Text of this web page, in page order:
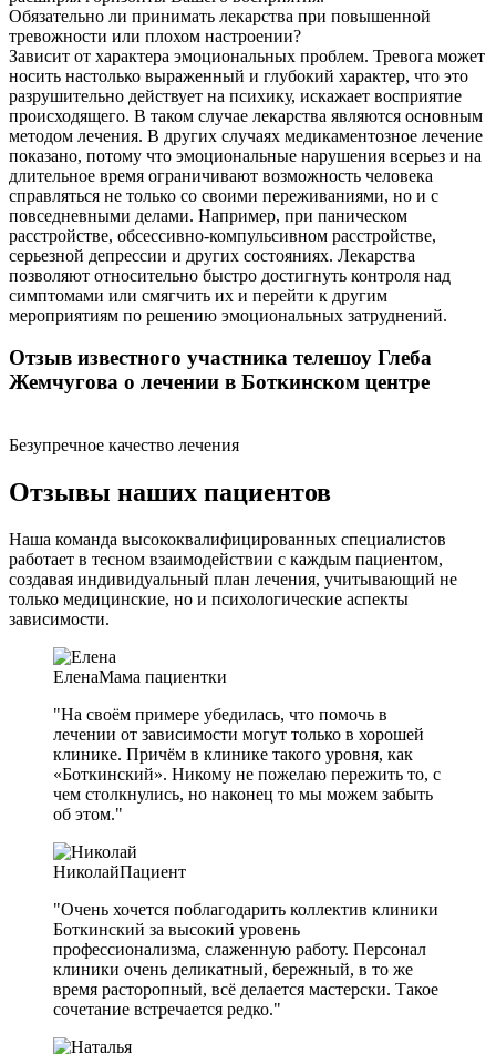
Обязательно ли принимать лекарства при повышенной
тревожности или плохом настроении?
Зависит от характера эмоциональных проблем. Тревога может
носить настолько выраженный и глубокий характер, что это
разрушительно действует на психику, искажает восприятие
происходящего. В таком случае лекарства являются основным
методом лечения. В других случаях медикаментозное лечение
показано, потому что эмоциональные нарушения всерьез и на
длительное время ограничивают возможность человека
справляться не только со своими переживаниями, но и с
повседневными делами. Например, при паническом
расстройстве, обсессивно-компульсивном расстройстве,
серьезной депрессии и других состояниях. Лекарства
позволяют относительно быстро достигнуть контроля над
симптомами или смягчить их и перейти к другим
мероприятиям по решению эмоциональных затруднений.
Отзыв известного участника телешоу Глеба
Жемчугова о лечении в Боткинском центре
Безупречное качество лечения
Отзывы наших пациентов
Наша команда высококвалифицированных специалистов
работает в тесном взаимодействии с каждым пациентом,
создавая индивидуальный план лечения, учитывающий не
только медицинские, но и психологические аспекты
зависимости.
ЕленаМама пациентки
"На своём примере убедилась, что помочь в
лечении от зависимости могут только в хорошей
клинике. Причём в клинике такого уровня, как
«Боткинский». Никому не пожелаю пережить то, с
чем столкнулись, но наконец то мы можем забыть
об этом."
НиколайПациент
"Очень хочется поблагодарить коллектив клиники
Боткинский за высокий уровень
профессионализма, слаженную работу. Персонал
клиники очень деликатный, бережный, в то же
время расторопный, всё делается мастерски. Такое
сочетание встречается редко."